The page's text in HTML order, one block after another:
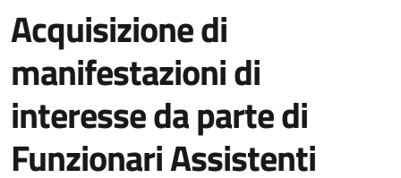
Acquisizione di
manifestazioni di
interesse da parte di
Funzionari Assistenti